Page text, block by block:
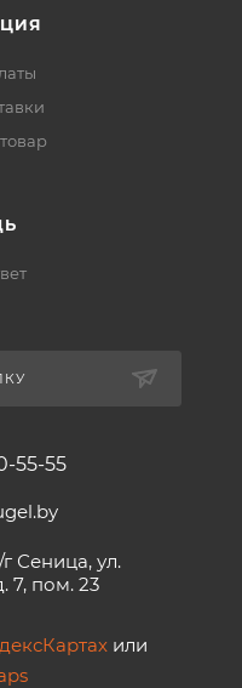
55-55
Сеница, ул.
7, пом. 23
или